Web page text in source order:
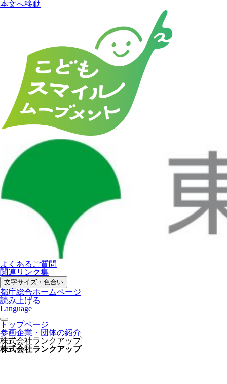
本文へ移動
よくあるご質問
関連リンク集
文字サイズ・色合い
都庁総合ホームページ
読み上げる
Language
トップページ
参画企業・団体の紹介
株式会社ランクアップ
株式会社ランクアップ